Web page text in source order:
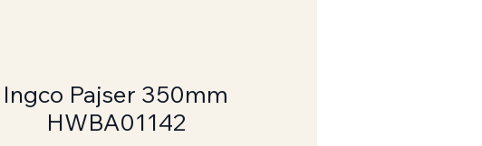
Ingco Pajser 350mm
HWBA01142